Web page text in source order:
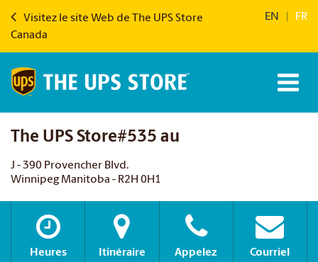
Visitez le site Web de The UPS Store
Canada
EN FR
The UPS Store#535 au
J - 390 Provencher Blvd.
Winnipeg Manitoba - R2H 0H1
Heures Itinéraire Appelez Courriel